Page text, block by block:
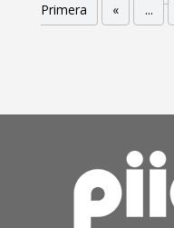
Primera
« ...